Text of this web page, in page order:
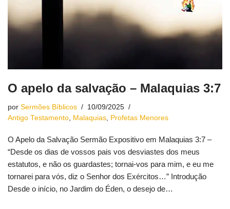
O apelo da salvação – Malaquias 3:7
por Sermões Bíblicos
10/09/2025
Antigo Testamento Malaquias Profetas Menores
O Apelo da Salvação Sermão Expositivo em Malaquias 3:7 –
“Desde os dias de vossos pais vos desviastes dos meus
estatutos, e não os guardastes; tornai-vos para mim, e eu me
tornarei para vós, diz o Senhor dos Exércitos…” Introdução
Desde o início, no Jardim do Éden, o desejo de…